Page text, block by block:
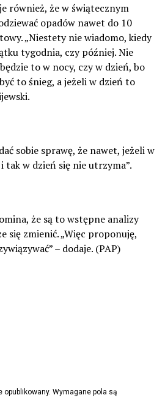
również, że w świątecznym
opadów nawet do 10
„Niestety nie wiadomo, kiedy
tygodnia, czy później. Nie
to w nocy, czy w dzień, bo
to śnieg, a jeżeli w dzień to
sobie sprawę, że nawet, jeżeli w
tak w dzień się nie utrzyma”.
że są to wstępne analizy
się zmienić. „Więc proponuję,
– dodaje. (PAP)
Wymagane pola są